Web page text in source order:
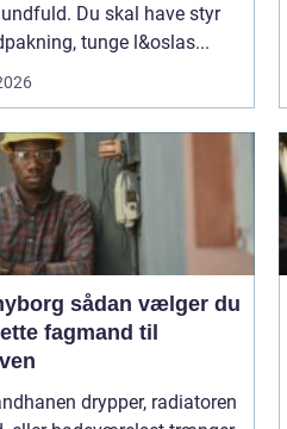
Du skal have styr
tunge l&oslas...
vælger du
fagmand til
drypper, radiatoren